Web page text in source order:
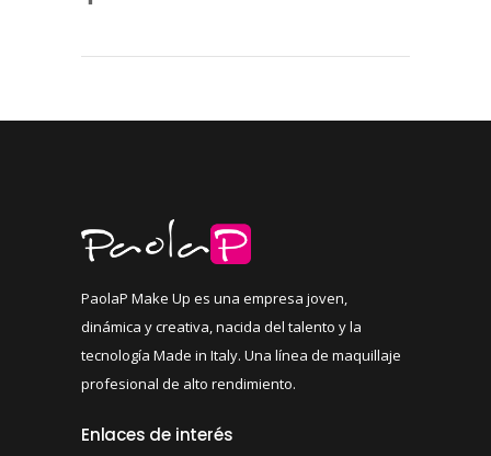
PaolaP Make Up es una empresa joven,
dinámica y creativa, nacida del talento y la
tecnología Made in Italy. Una línea de maquillaje
profesional de alto rendimiento.
Enlaces de interés